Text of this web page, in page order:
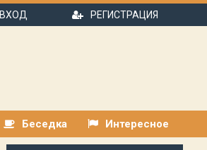
ВХОД РЕГИСТРАЦИЯ
Беседка Интересное